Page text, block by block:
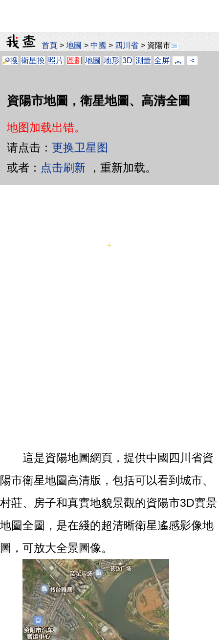
首頁 >地圖 >中國 > 四川省 > 資陽市
搜 衛星換 照片 區劃 地圖 地形 3D 測量 全屏 ︽ <
資陽市地圖，衛星地圖、高清全圖
地图加载出错。
请点击： 更换卫星图
或者： 点击刷新 ，重新加载。
這是資陽地圖網頁，提供中國四川省資
陽市衛星地圖高清版，包括可以看到城市、
村莊、房子和真實地貌景觀的資陽市3D實景
地圖全圖，是在綫的超清晰衛星遙感影像地
圖，可放大全景圖像。